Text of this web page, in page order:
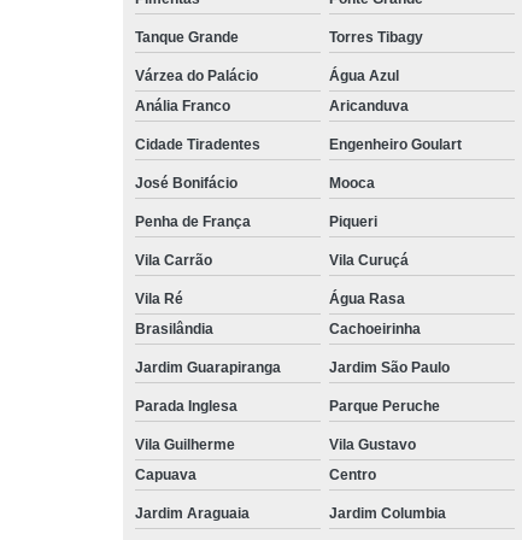
Tanque Grande Torres Tibagy
Várzea do Palácio Água Azul
Anália Franco
Aricanduva
Cidade Tiradentes Engenheiro Goulart
José Bonifácio Mooca
Penha de França Piqueri
Vila Carrão Vila Curuçá
Vila Ré
Água Rasa
Brasilândia
Cachoeirinha
Jardim Guarapiranga Jardim São Paulo
Parada Inglesa Parque Peruche
Vila Guilherme Vila Gustavo
Capuava
Centro
Jardim Araguaia Jardim Columbia